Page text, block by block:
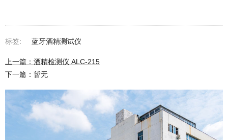
标签: 蓝牙酒精测试仪
上一篇：酒精检测仪 ALC-215
下一篇：暂无